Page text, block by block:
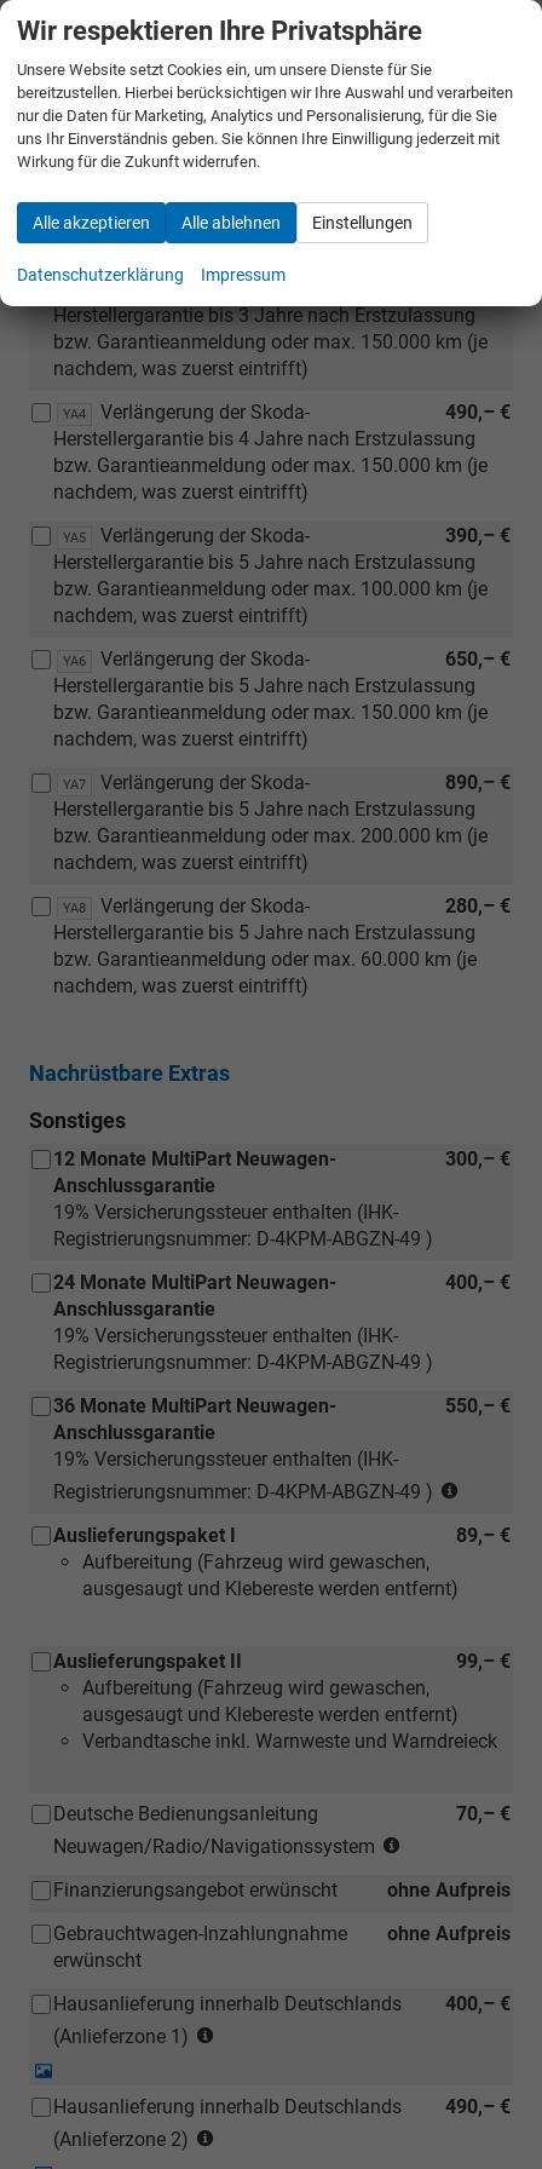
PK4 Fahrwerkserhöhung
in
Verbindung
mit
110
kW
Zoll
oder
18
Leichtmetallfelgen)
165,– €
Reserverad für 15 Zoll Bereifung
165,– €
Reserverad für 16 / 17 / 18 Zoll
Bereifung
Sonstiges
Verlängerung der Skoda-
Herstellergarantie bis 3 Jahre nach Erstzulassung
bzw. Garantieanmeldung oder max. 150.000 km (je
nachdem, was zuerst eintrifft)
YA4 490,– €
Verlängerung der Skoda-
Herstellergarantie bis 4 Jahre nach Erstzulassung
bzw. Garantieanmeldung oder max. 150.000 km (je
nachdem, was zuerst eintrifft)
YA5 390,– €
Verlängerung der Skoda-
Herstellergarantie bis 5 Jahre nach Erstzulassung
bzw. Garantieanmeldung oder max. 100.000 km (je
nachdem, was zuerst eintrifft)
YA6 650,– €
Verlängerung der Skoda-
Herstellergarantie bis 5 Jahre nach Erstzulassung
bzw. Garantieanmeldung oder max. 150.000 km (je
nachdem, was zuerst eintrifft)
YA7 890,– €
Verlängerung der Skoda-
Herstellergarantie bis 5 Jahre nach Erstzulassung
bzw. Garantieanmeldung oder max. 200.000 km (je
nachdem, was zuerst eintrifft)
YA8 280,– €
Verlängerung der Skoda-
Herstellergarantie bis 5 Jahre nach Erstzulassung
bzw. Garantieanmeldung oder max. 60.000 km (je
nachdem, was zuerst eintrifft)
Nachrüstbare Extras
Sonstiges
300,– €
12 Monate MultiPart Neuwagen-
Anschlussgarantie
19% Versicherungssteuer enthalten (IHK-
Registrierungsnummer: D-4KPM-ABGZN-49 )
400,– €
24 Monate MultiPart Neuwagen-
Anschlussgarantie
19% Versicherungssteuer enthalten (IHK-
Registrierungsnummer: D-4KPM-ABGZN-49 )
550,– €
36 Monate MultiPart Neuwagen-
Anschlussgarantie
19% Versicherungssteuer enthalten (IHK-
Registrierungsnummer: D-4KPM-ABGZN-49 )
89,– €
Auslieferungspaket I
Aufbereitung (Fahrzeug wird gewaschen,
ausgesaugt und Klebereste werden entfernt)
99,– €
Auslieferungspaket II
Aufbereitung (Fahrzeug wird gewaschen,
ausgesaugt und Klebereste werden entfernt)
Verbandtasche inkl. Warnweste und Warndreieck
70,– €
Deutsche Bedienungsanleitung
Neuwagen/Radio/Navigationssystem
auch
einem
Händler
ohne Aufpreis
Finanzierungsangebot erwünscht
ohne Aufpreis
Gebrauchtwagen-Inzahlungnahme
erwünscht
400,– €
Hausanlieferung innerhalb Deutschlands
(Anlieferzone 1)
(ausgenommen
490,– €
Hausanlieferung innerhalb Deutschlands
(Anlieferzone 2)
Wir respektieren Ihre Privatsphäre
Unsere Website setzt Cookies ein, um unsere Dienste für Sie
bereitzustellen. Hierbei berücksichtigen wir Ihre Auswahl und verarbeiten
nur die Daten für Marketing, Analytics und Personalisierung, für die Sie
uns Ihr Einverständnis geben. Sie können Ihre Einwilligung jederzeit mit
Wirkung für die Zukunft widerrufen.
Alle akzeptieren Alle ablehnen Einstellungen
Datenschutzerklärung Impressum